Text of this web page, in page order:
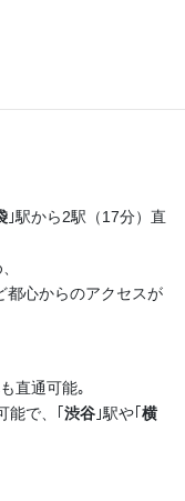
｣駅から2駅（17分）直
都心からのアクセスが
直通可能｡
能で、｢ 渋谷 ｣駅や｢ 横